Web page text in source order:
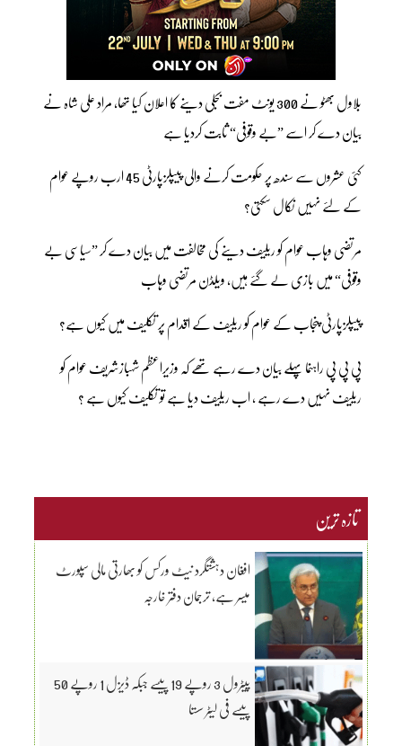
بلاول بھٹو نے 300 یونٹ مفت بجلی دینے کا اعلان کیا تھا، مراد علی شاہ نے
بیان دے کر اسے ”بے وقوفی“ ثابت کردیا ہے
کئی عشروں سے سندھ پر حکومت کرنے والی پیپلزپارٹی 45 ارب روپے عوام
کے لئے نہیں نکال سکتی؟
مرتضی وہاب عوام کو ریلیف دینے کی مخالفت میں بیان دے کر ”سیاسی بے
وقوفی“ میں بازی لے گئے ہیں، ویلڈن مرتضی وہاب
پیپلزپارٹی پنجاب کے عوام کو ریلیف کے اقدام پر تکلیف میں کیوں ہے؟
پی پی پی راہنما پہلے بیان دے رہے تھے کہ وزیراعظم شہبازشریف عوام کو
ریلیف نہیں دے رہے ، اب ریلیف دیا ہے تو تکلیف کیوں ہے ؟
تازہ ترین
افغان دہشتگرد نیٹ ورکس کو بھارتی مالی سپورٹ
میسر ہے، ترجمان دفتر خارجہ
پیٹرول 3 روپے 19 پیسے جبکہ ڈیزل 1 روپے 50
پیسے فی لیٹر سستا